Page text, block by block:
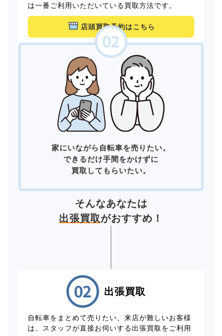
は一番ご利用いただいている買取方法です。
店頭買取予約はこちら
家にいながら自転車を売りたい。
できるだけ手間をかけずに
買取してもらいたい。
そんなあなたは
出張買取がおすすめ！
出張買取
自転車をまとめて売りたい、来店が難しいお客様
は、スタッフが直接お伺いする出張買取をご利用